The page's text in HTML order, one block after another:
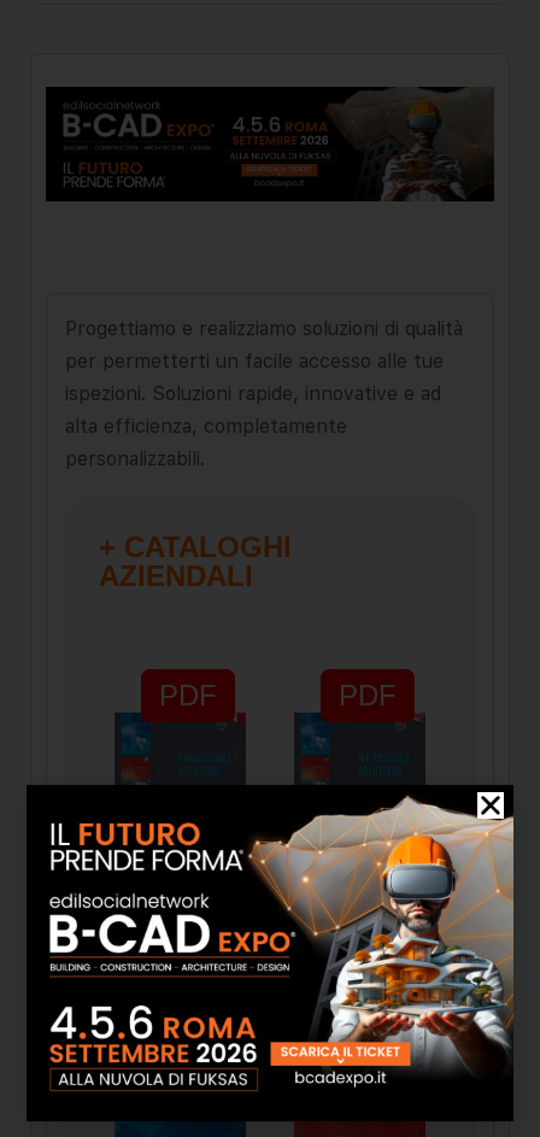
Progettiamo e realizziamo soluzioni di qualità
per permetterti un facile accesso alle tue
ispezioni. Soluzioni rapide, innovative e ad
alta efficienza, completamente
personalizzabili.
+ CATALOGHI
AZIENDALI
PDF
Brochure -
Produciamo
PDF
Brochure - We
produce
solutions
PDF PDF